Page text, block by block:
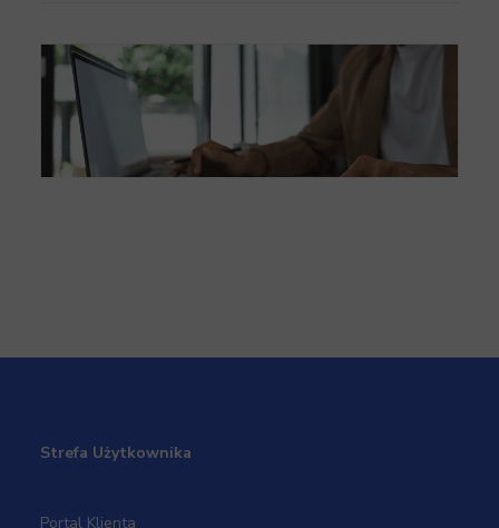
Strefa Użytkownika
Portal Klienta